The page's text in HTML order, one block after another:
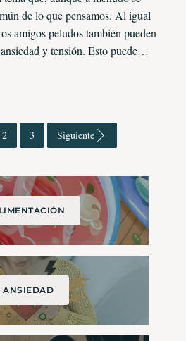
de lo que pensamos. Al igual
amigos peludos también pueden
y tensión. Esto puede…
2 3 Siguiente
ANSIEDAD